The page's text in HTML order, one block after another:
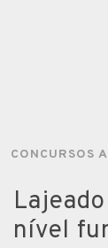
CONCURSOS
nível